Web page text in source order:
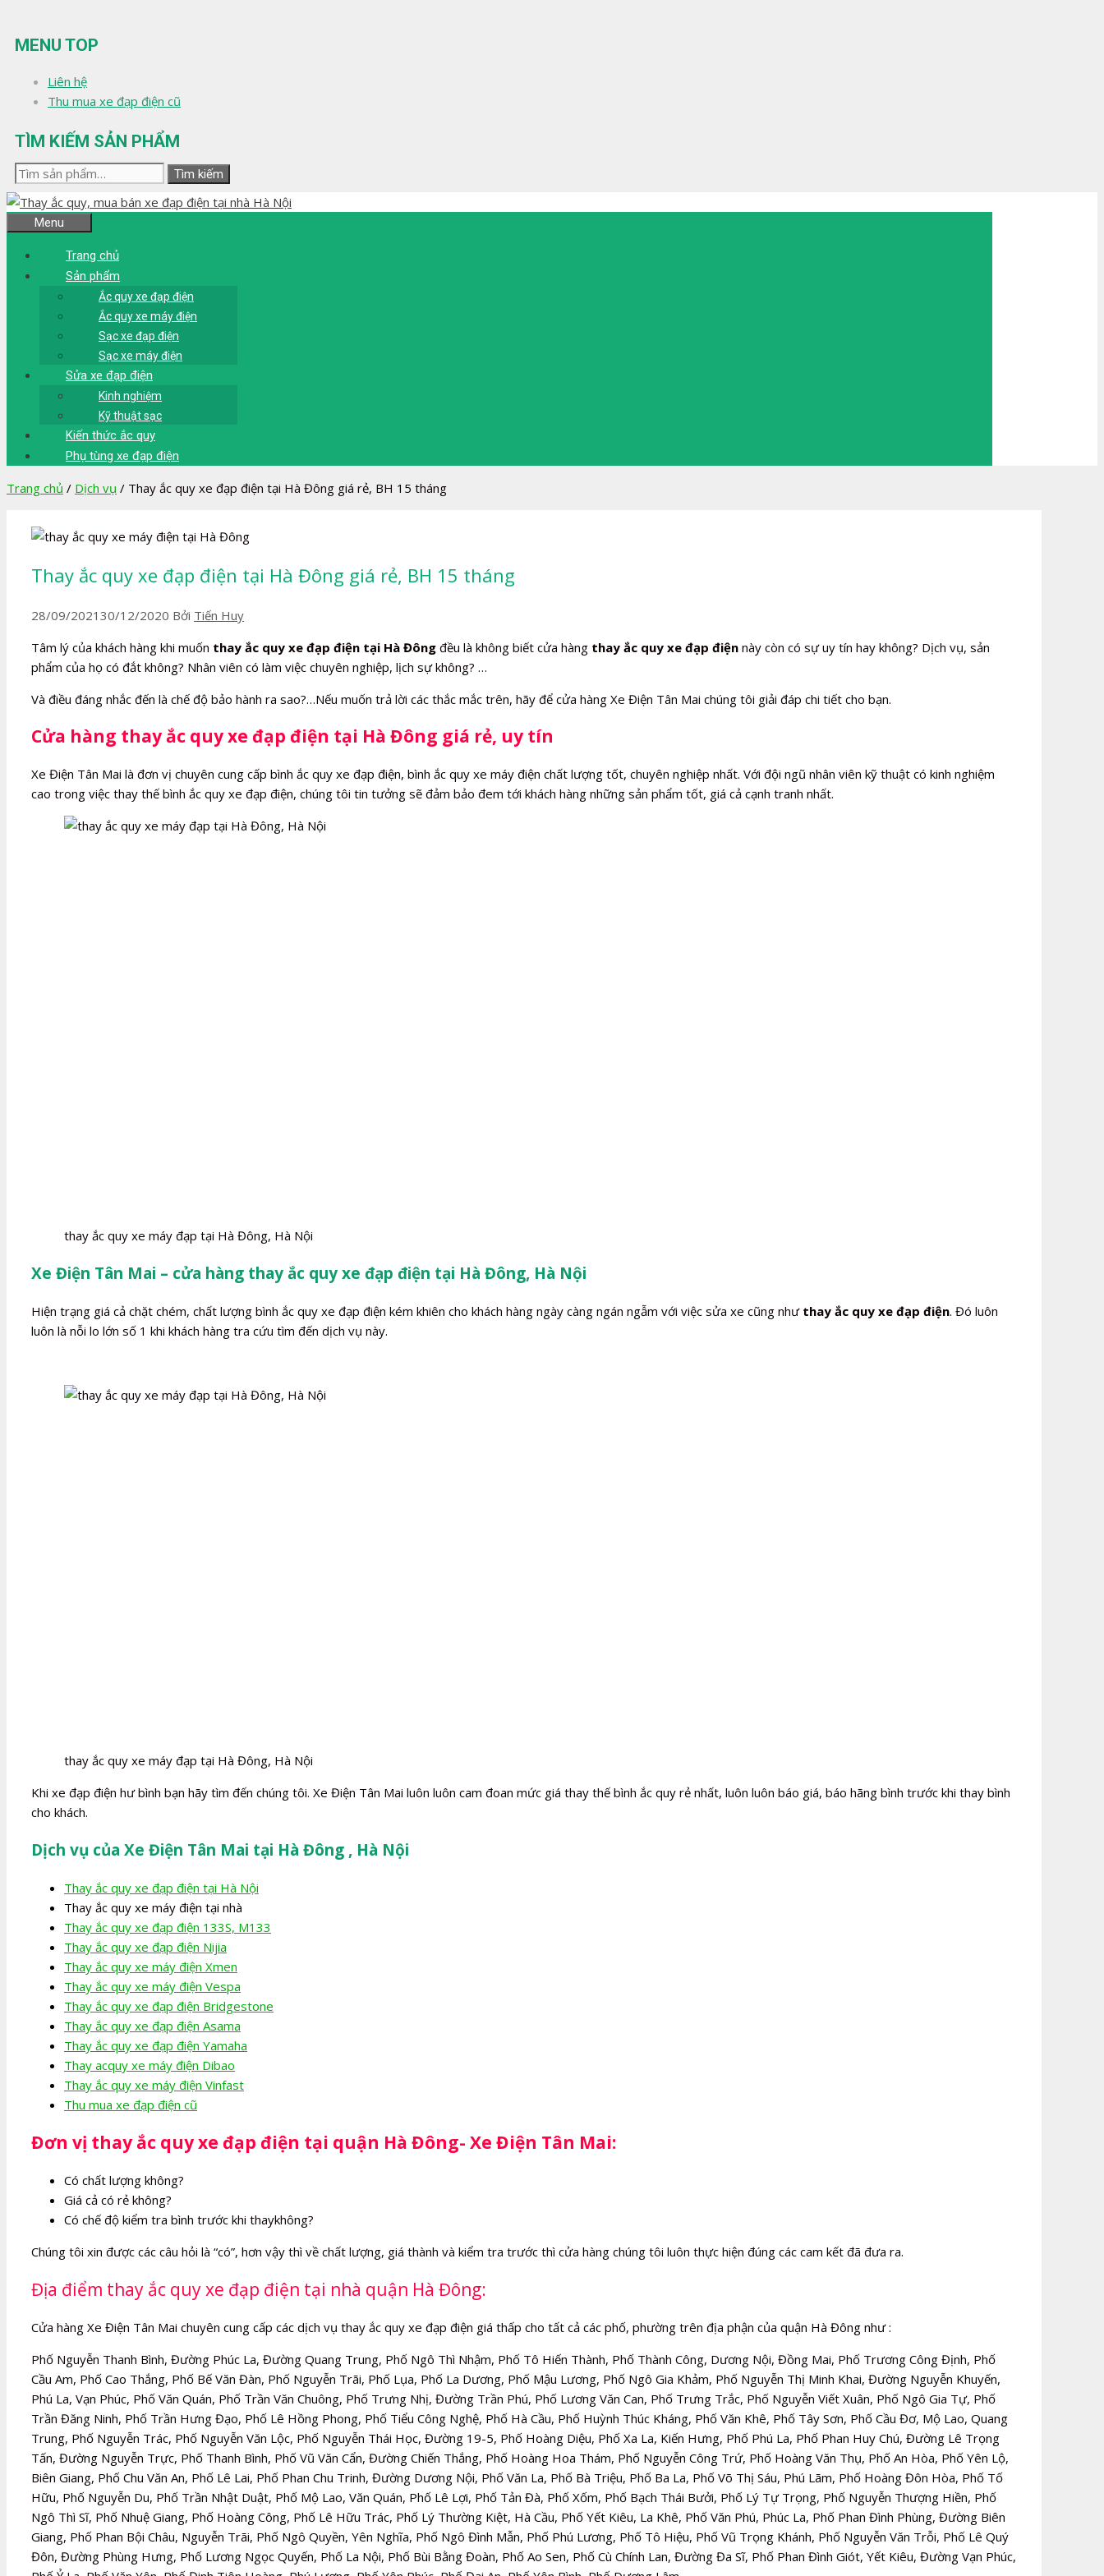
đến
nội
MENU TOP
Liên hệ
Thu mua xe đạp điện cũ
TÌM KIẾM SẢN PHẨM
Tìm
kiếm:
Tìm kiếm
Menu
Trang chủ
Sản phẩm
Ắc quy xe đạp điện
Ắc quy xe máy điện
Sạc xe đạp điện
Sạc xe máy điện
Sửa xe đạp điện
Kinh nghiệm
Kỹ thuật sạc
Kiến thức ắc quy
Phụ tùng xe đạp điện
Trang chủ / Dịch vụ / Thay ắc quy xe đạp điện tại Hà Đông giá rẻ, BH 15 tháng
Thay ắc quy xe đạp điện tại Hà Đông giá rẻ, BH 15 tháng
28/09/2021 30/12/2020 Bởi Tiến Huy
Tâm lý của khách hàng khi muốn thay ắc quy xe đạp điện tại Hà Đông đều là không biết cửa hàng thay ắc quy xe đạp điện này còn có sự uy tín hay không? Dịch vụ, sản
phẩm của họ có đắt không? Nhân viên có làm việc chuyên nghiệp, lịch sự không? …
Và điều đáng nhắc đến là chế độ bảo hành ra sao?…Nếu muốn trả lời các thắc mắc trên, hãy để cửa hàng Xe Điện Tân Mai chúng tôi giải đáp chi tiết cho bạn.
Cửa hàng thay ắc quy xe đạp điện tại Hà Đông giá rẻ, uy tín
Xe Điện Tân Mai là đơn vị chuyên cung cấp bình ắc quy xe đạp điện, bình ắc quy xe máy điện chất lượng tốt, chuyên nghiệp nhất. Với đội ngũ nhân viên kỹ thuật có kinh nghiệm
cao trong việc thay thế bình ắc quy xe đạp điện, chúng tôi tin tưởng sẽ đảm bảo đem tới khách hàng những sản phẩm tốt, giá cả cạnh tranh nhất.
thay ắc quy xe máy đạp tại Hà Đông, Hà Nội
Xe Điện Tân Mai – cửa hàng thay ắc quy xe đạp điện tại Hà Đông, Hà Nội
Hiện trạng giá cả chặt chém, chất lượng bình ắc quy xe đạp điện kém khiên cho khách hàng ngày càng ngán ngẫm với việc sửa xe cũng như thay ắc quy xe đạp điện. Đó luôn
luôn là nỗi lo lớn số 1 khi khách hàng tra cứu tìm đến dịch vụ này.
thay ắc quy xe máy đạp tại Hà Đông, Hà Nội
Khi xe đạp điện hư bình bạn hãy tìm đến chúng tôi. Xe Điện Tân Mai luôn luôn cam đoan mức giá thay thế bình ắc quy rẻ nhất, luôn luôn báo giá, báo hãng bình trước khi thay bình
cho khách.
Dịch vụ của Xe Điện Tân Mai tại Hà Đông , Hà Nội
Thay ắc quy xe đạp điện tại Hà Nội
Thay ắc quy xe máy điện tại nhà
Thay ắc quy xe đạp điện 133S, M133
Thay ắc quy xe đạp điện Nijia
Thay ắc quy xe máy điện Xmen
Thay ắc quy xe máy điện Vespa
Thay ắc quy xe đạp điện Bridgestone
Thay ắc quy xe đạp điện Asama
Thay ắc quy xe đạp điện Yamaha
Thay acquy xe máy điện Dibao
Thay ắc quy xe máy điện Vinfast
Thu mua xe đạp điện cũ
Đơn vị thay ắc quy xe đạp điện tại quận Hà Đông- Xe Điện Tân Mai:
Có chất lượng không?
Giá cả có rẻ không?
Có chế độ kiểm tra bình trước khi thaykhông?
Chúng tôi xin được các câu hỏi là “có”, hơn vậy thì về chất lượng, giá thành và kiểm tra trước thì cửa hàng chúng tôi luôn thực hiện đúng các cam kết đã đưa ra.
Địa điểm thay ắc quy xe đạp điện tại nhà quận Hà Đông:
Cửa hàng Xe Điện Tân Mai chuyên cung cấp các dịch vụ thay ắc quy xe đạp điện giá thấp cho tất cả các phố, phường trên địa phận của quận Hà Đông như :
Phố Nguyễn Thanh Bình, Đường Phúc La, Đường Quang Trung, Phố Ngô Thì Nhậm, Phố Tô Hiến Thành, Phố Thành Công, Dương Nội, Đồng Mai, Phố Trương Công Định, Phố
Cầu Am, Phố Cao Thắng, Phố Bế Văn Đàn, Phố Nguyễn Trãi, Phố Lụa, Phố La Dương, Phố Mậu Lương, Phố Ngô Gia Khảm, Phố Nguyễn Thị Minh Khai, Đường Nguyễn Khuyến,
Phú La, Vạn Phúc, Phố Văn Quán, Phố Trần Văn Chuông, Phố Trưng Nhị, Đường Trần Phú, Phố Lương Văn Can, Phố Trưng Trắc, Phố Nguyễn Viết Xuân, Phố Ngô Gia Tự, Phố
Trần Đăng Ninh, Phố Trần Hưng Đạo, Phố Lê Hồng Phong, Phố Tiểu Công Nghệ, Phố Hà Cầu, Phố Huỳnh Thúc Kháng, Phố Văn Khê, Phố Tây Sơn, Phố Cầu Đơ, Mộ Lao, Quang
Trung, Phố Nguyễn Trác, Phố Nguyễn Văn Lộc, Phố Nguyễn Thái Học, Đường 19-5, Phố Hoàng Diệu, Phố Xa La, Kiến Hưng, Phố Phú La, Phố Phan Huy Chú, Đường Lê Trọng
Tấn, Đường Nguyễn Trực, Phố Thanh Bình, Phố Vũ Văn Cẩn, Đường Chiến Thắng, Phố Hoàng Hoa Thám, Phố Nguyễn Công Trứ, Phố Hoàng Văn Thụ, Phố An Hòa, Phố Yên Lộ,
Biên Giang, Phố Chu Văn An, Phố Lê Lai, Phố Phan Chu Trinh, Đường Dương Nội, Phố Văn La, Phố Bà Triệu, Phố Ba La, Phố Võ Thị Sáu, Phú Lãm, Phố Hoàng Đôn Hòa, Phố Tố
Hữu, Phố Nguyễn Du, Phố Trần Nhật Duật, Phố Mộ Lao, Văn Quán, Phố Lê Lợi, Phố Tản Đà, Phố Xốm, Phố Bạch Thái Bưởi, Phố Lý Tự Trọng, Phố Nguyễn Thượng Hiền, Phố
Ngô Thì Sĩ, Phố Nhuệ Giang, Phố Hoàng Công, Phố Lê Hữu Trác, Phố Lý Thường Kiệt, Hà Cầu, Phố Yết Kiêu, La Khê, Phố Văn Phú, Phúc La, Phố Phan Đình Phùng, Đường Biên
Giang, Phố Phan Bội Châu, Nguyễn Trãi, Phố Ngô Quyền, Yên Nghĩa, Phố Ngô Đình Mẫn, Phố Phú Lương, Phố Tô Hiệu, Phố Vũ Trọng Khánh, Phố Nguyễn Văn Trỗi, Phố Lê Quý
Đôn, Đường Phùng Hưng, Phố Lương Ngọc Quyến, Phố La Nội, Phố Bùi Bằng Đoàn, Phố Ao Sen, Phố Cù Chính Lan, Đường Đa Sĩ, Phố Phan Đình Giót, Yết Kiêu, Đường Vạn Phúc,